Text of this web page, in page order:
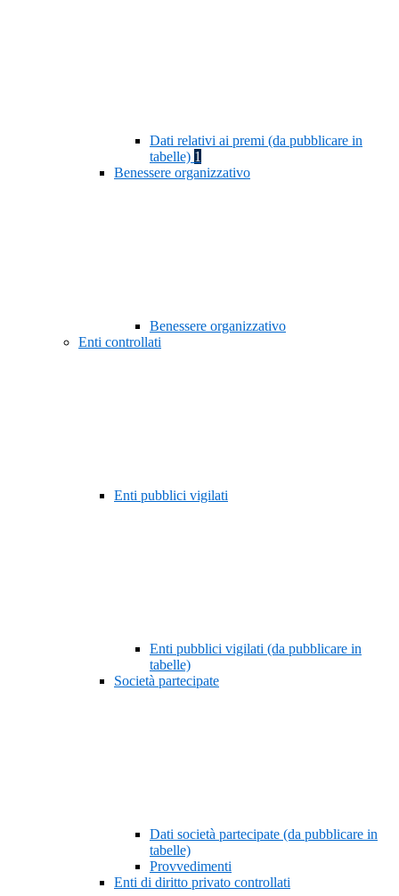
Dati relativi ai premi (da pubblicare in
tabelle) 1
Benessere organizzativo
Benessere organizzativo
Enti controllati
Enti pubblici vigilati
Enti pubblici vigilati (da pubblicare in
tabelle)
Società partecipate
Dati società partecipate (da pubblicare in
tabelle)
Provvedimenti
Enti di diritto privato controllati